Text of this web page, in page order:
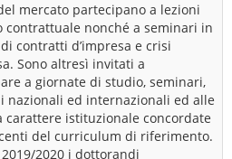
mercato partecipano a lezioni
nonché a seminari in
contratti d’impresa e crisi
Sono altresì invitati a
a giornate di studio, seminari,
nazionali ed internazionali ed alle
carattere istituzionale concordate
del curriculum di riferimento.
2020 i dottorandi